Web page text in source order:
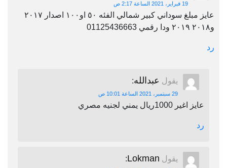
19 فبراير، 2021 الساعة 2:17 ص
عايز مبلغ سوداني كبير شمالي الفئه ٥٠ او١٠٠ اصدار ٢٠١٧
و٢٠١٨ ٢٠١٩ ودا رقمي 01125436663
رد
يقول عبدالله:
29 سبتمبر، 2021 الساعة 10:01 ص
عايز اغير 1000ريال يمني لجنيه مصري
رد
يقول Lokman
: